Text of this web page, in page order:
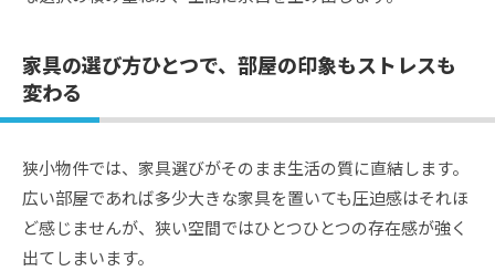
家具の選び方ひとつで、部屋の印象もストレスも
変わる
狭小物件では、家具選びがそのまま生活の質に直結します。
広い部屋であれば多少大きな家具を置いても圧迫感はそれほ
ど感じませんが、狭い空間ではひとつひとつの存在感が強く
出てしまいます。